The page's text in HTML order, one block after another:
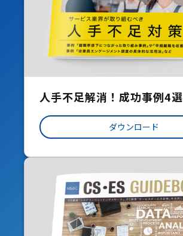
人手不足解消！成功事例4選
ダウンロード